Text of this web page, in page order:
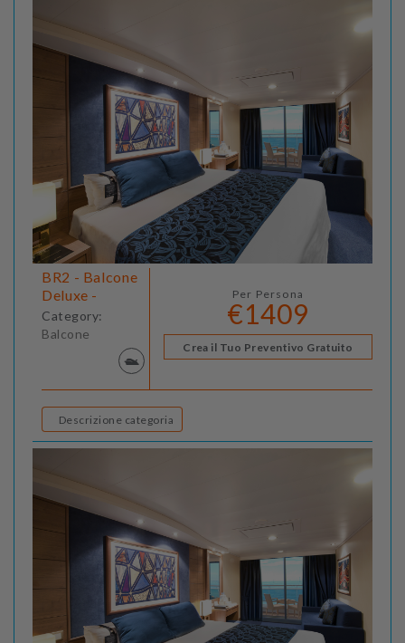
BR2 - Balcone
Deluxe -
Category:
Balcone
Per Persona
€1409
Crea il Tuo Preventivo Gratuito
Descrizione categoria